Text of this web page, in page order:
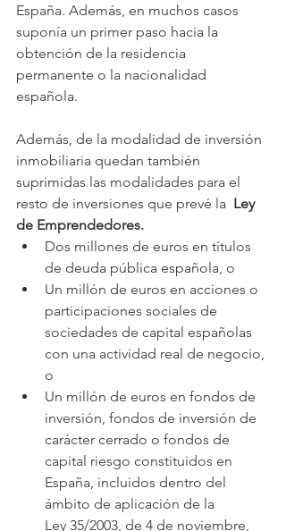
España. Además, en muchos casos
suponía un primer paso hacia la
obtención de la residencia
permanente o la nacionalidad
española.
Además, de la modalidad de inversión
inmobiliaria quedan también
suprimidas las modalidades para el
resto de inversiones que prevé la Ley
de Emprendedores.
Dos millones de euros en títulos
de deuda pública española, o
Un millón de euros en acciones o
participaciones sociales de
sociedades de capital españolas
con una actividad real de negocio,
o
Un millón de euros en fondos de
inversión, fondos de inversión de
carácter cerrado o fondos de
capital riesgo constituidos en
España, incluidos dentro del
ámbito de aplicación de la
Ley 35/2003, de 4 de noviembre,